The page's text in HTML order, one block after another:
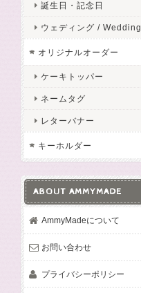
誕生日・記念日
ウェディング / Wedding
オリジナルオーダー
ケーキトッパー
ネームタグ
レターバナー
キーホルダー
ABOUT AMMYMADE
AmmyMadeについて
お問い合わせ
プライバシーポリシー